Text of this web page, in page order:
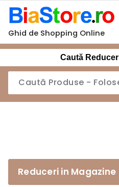
Sari
conținut
Ghid de Shopping Online
Caută
Reduceri in Magazine